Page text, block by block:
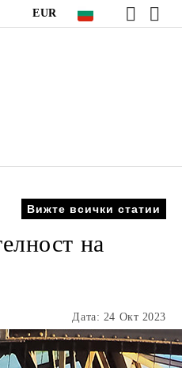
EUR
Вижте всички статии
на
Дата: 24 Окт 2023